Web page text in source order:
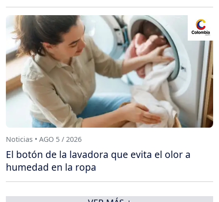
Noticias • AGO 5 / 2026
El botón de la lavadora que evita el olor a
humedad en la ropa